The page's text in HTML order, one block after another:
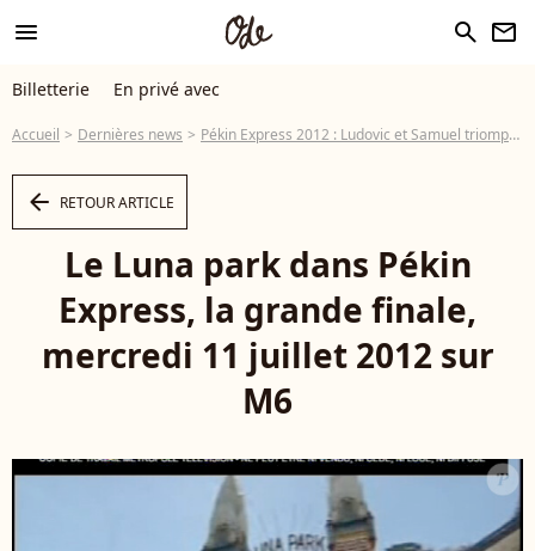
menu search newsletter
Billetterie En privé avec
Accueil Dernières news Pékin Express 2012 : Ludovic et Samuel triomphent et remportent 100 000 euros
arrow_left RETOUR ARTICLE
Le Luna park dans Pékin
Express, la grande finale,
mercredi 11 juillet 2012 sur
M6